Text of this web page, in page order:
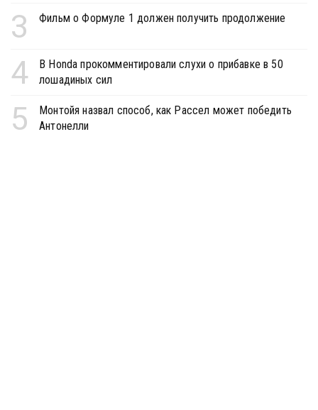
3 Фильм о Формуле 1 должен получить продолжение
4
В Honda прокомментировали слухи о прибавке в 50
лошадиных сил
5
Монтойя назвал способ, как Рассел может победить
Антонелли